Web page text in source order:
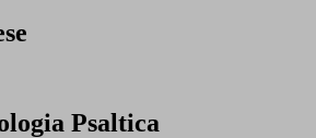
Psaltica